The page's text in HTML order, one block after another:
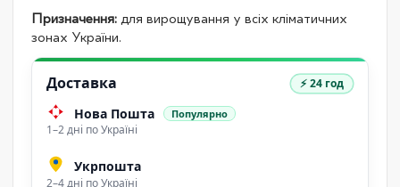
Призначення: для вирощування у всіх кліматичних
зонах України.
Доставка ⚡ 24 год
Нова Пошта Популярно
1–2 дні по Україні
Укрпошта
2–4 дні по Україні